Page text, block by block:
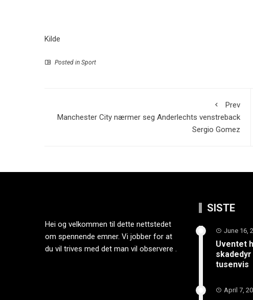
Kilde
Posted in Sport
Prev
Manchester City nærmer seg Anderlechts venstreback
Sergio Gomez
Hei og velkommen til dette nettstedet
om spennende emner. Vi jobber for at
du vil trives med det man vil observere .
SISTE
June 16,
Uventet
tusenvis
April 7,